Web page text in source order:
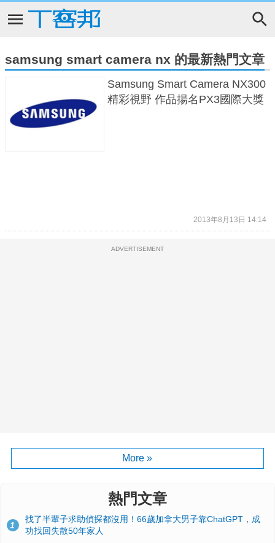
samsung smart camera nx 的最新熱門文章
Samsung Smart Camera NX300
精彩視野 作品揚名PX3國際大獎
2013年8月13日 14:14
ADVERTISEMENT
More »
熱門文章
1
找了半輩子求助偵探都沒用！66歲加拿大男子靠ChatGPT，成
功找回失散50年家人